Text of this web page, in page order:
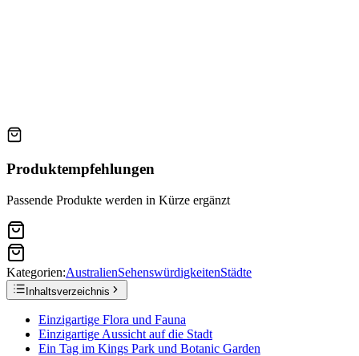
Produktempfehlungen
Passende Produkte werden in Kürze ergänzt
Kategorien:AustralienSehenswürdigkeitenStädte
Inhaltsverzeichnis
Einzigartige Flora und Fauna
Einzigartige Aussicht auf die Stadt
Ein Tag im Kings Park und Botanic Garden